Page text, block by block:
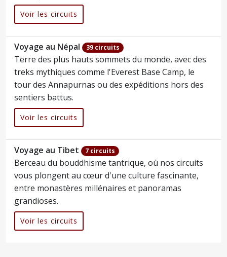
Voir les circuits
Voyage au Népal 39 circuits
Terre des plus hauts sommets du monde, avec des
treks mythiques comme l'Everest Base Camp, le
tour des Annapurnas ou des expéditions hors des
sentiers battus.
Voir les circuits
Voyage au Tibet 7 circuits
Berceau du bouddhisme tantrique, où nos circuits
vous plongent au cœur d'une culture fascinante,
entre monastères millénaires et panoramas
grandioses.
Voir les circuits